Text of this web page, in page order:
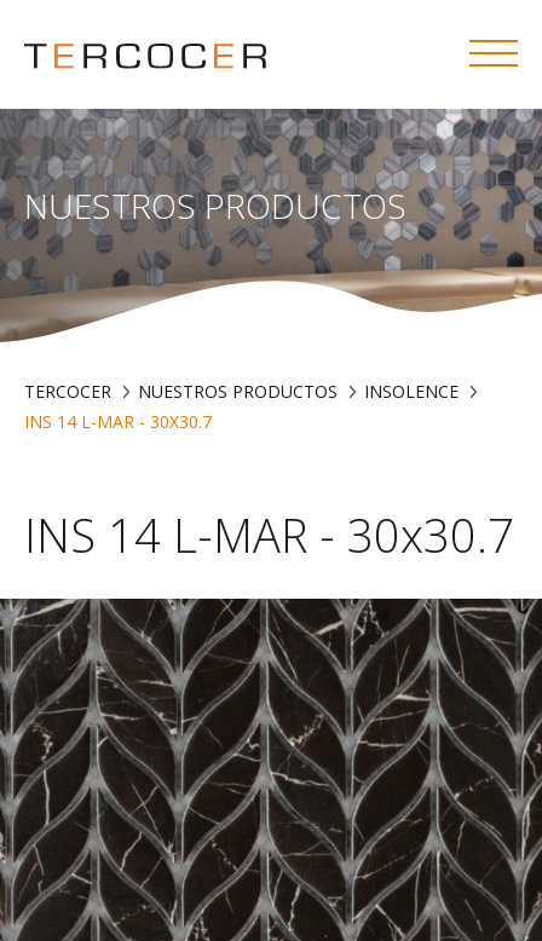
NUESTROS PRODUCTOS
TERCOCER NUESTROS PRODUCTOS
INSOLENCE
INS 14 L-MAR - 30X30.7
INS 14 L-MAR - 30x30.7